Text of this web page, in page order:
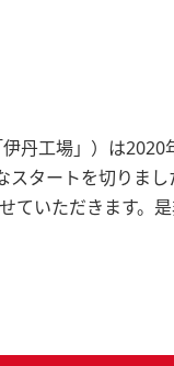
丹工場」）は2020
タートを切りま
ていただきます。